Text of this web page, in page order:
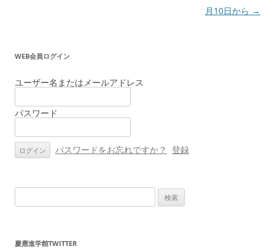
ゲ
ー
ョ
月10日から →
WEB会員ログイン
ユーザー名またはメールアドレス
パスワード
パスワードをお忘れですか？ 登録
索:
慶應進学館TWITTER